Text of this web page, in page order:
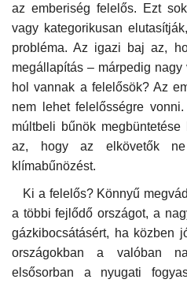
Humor
Napló postája
Galéria
Újság Archívum
Nyelv
Magyar Deutsch English
az emberiség felelős. Ezt
vagy kategorikusan
probléma. Az igazi baj az,
megállapítás – márpedig
hol vannak a felelősök? Az
nem lehet felelősségre
múltbeli bűnök
az, hogy az elkövetők
klímabűnözést.
Ki a felelős? Könnyű
a többi fejlődő országot, a
gázkibocsátásért, ha közben
országokban a valóban
elsősorban a nyugati